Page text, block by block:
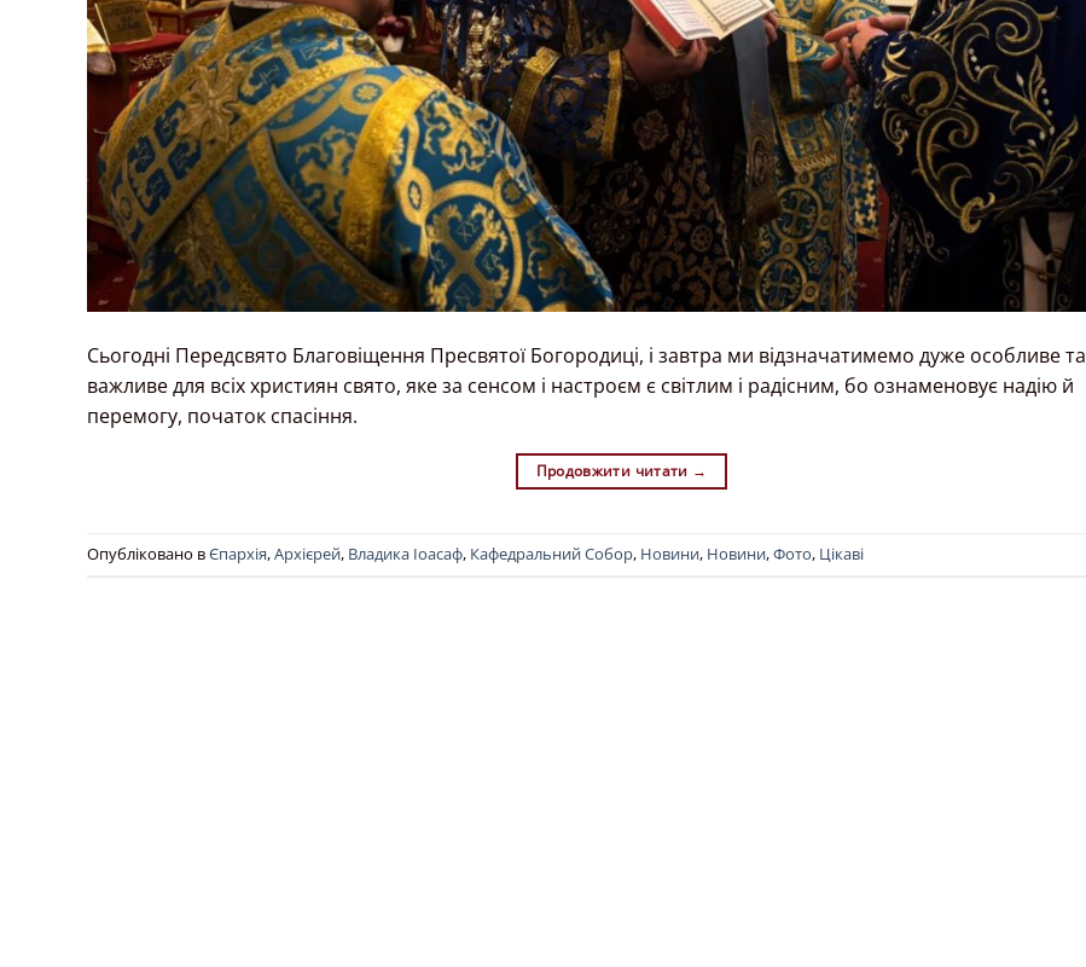
Сьогодні Передсвято Благовіщення Пресвятої Богородиці, і завтра ми відзначатимемо дуже особливе та
важливе для всіх християн свято, яке за сенсом і настроєм є світлим і радісним, бо ознаменовує надію й
перемогу, початок спасіння.
Продовжити читати →
Опубліковано вЄпархія,Архієрей, Владика Іоасаф, Кафедральний Собор, Новини, Новини,Фото, Цікаві